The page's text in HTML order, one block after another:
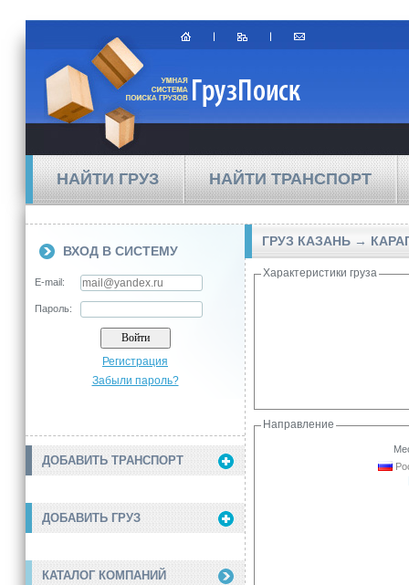
НАЙТИ ГРУЗ НАЙТИ ТРАНСПОРТ
ВХОД В СИСТЕМУ
E-mail:
Пароль:
Регистрация
Забыли пароль?
ДОБАВИТЬ ТРАНСПОРТ
ДОБАВИТЬ ГРУЗ
КАТАЛОГ КОМПАНИЙ
ГРУЗ КАЗАНЬ →
Характеристики груза
Направление